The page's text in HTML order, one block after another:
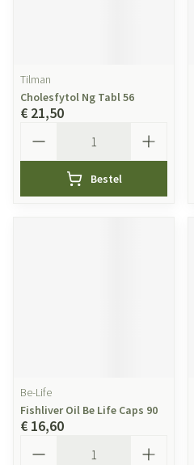
Tilman
Cholesfytol Ng Tabl 56
€ 21,50
Bestel
Be-Life
Fishliver Oil Be Life Caps 90
€ 16,60